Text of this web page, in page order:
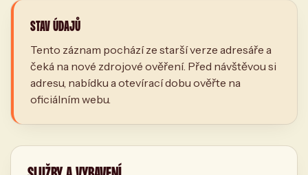
STAV ÚDAJŮ
Tento záznam pochází ze starší verze adresáře a
čeká na nové zdrojové ověření. Před návštěvou si
adresu, nabídku a otevírací dobu ověřte na
oficiálním webu.